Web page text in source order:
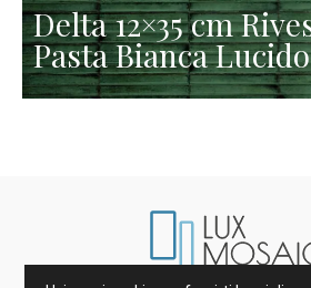
Delta 12×35 cm
Pasta Bianca